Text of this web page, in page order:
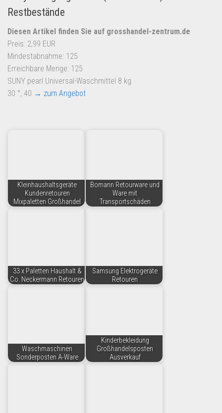
Restbestände
Diesen Artikel finden Sie auf grosshandel-zentrum.de
Preis: 2,99 EUR
Mindestabnahme: 125
Erreichbare Menge: 125
SUNY pearl Universal-Waschmittel 8 kg
30 °, 40 → zum Angebot
Kleinhaushaltsgeräte
Kundenretouren
Mixpaletten Großhandel
Bomann Retourware und
Ware mit
Transportschäden
33 x Paletten Haushalt &
Co. Neckermann Retouren
Samsung Elektrogeräte
Retouren
Waschmaschinen
Sonderposten A-Ware
Kinderbekleidung
Großhandelsposten
Ausverkauf